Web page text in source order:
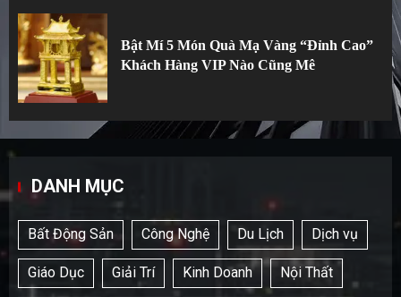
Bật Mí 5 Món Quà Mạ Vàng “Đỉnh Cao”
Khách Hàng VIP Nào Cũng Mê
DANH MỤC
Bất Động Sản Công Nghệ Du Lịch Dịch vụ
Giáo Dục Giải Trí Kinh Doanh Nội Thất